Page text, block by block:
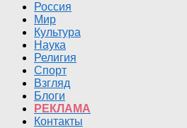
Россия
Мир
Культура
Наука
Религия
Спорт
Взгляд
Блоги
РЕКЛАМА
Контакты